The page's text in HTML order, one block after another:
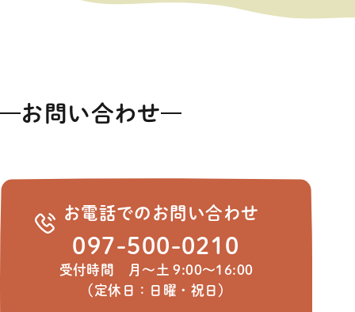
お問い合わせ
お電話でのお問い合わせ
097-500-0210
受付時間 月～土 9:00～16:00
（定休日：日曜・祝日）